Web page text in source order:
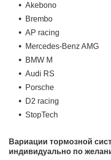
Akebono
Brembo
AP racing
Mercedes-Benz AMG
BMW M
Audi RS
Porsche
D2 racing
StopTech
Вариации тормозной
индивидуально по